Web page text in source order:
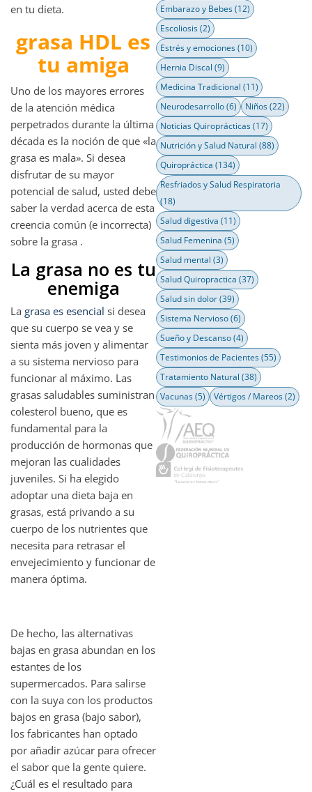
en tu dieta.
grasa HDL es
tu amiga
Uno de los mayores errores
de la atención médica
perpetrados durante la última
década es la noción de que «la
grasa es mala». Si desea
disfrutar de su mayor
potencial de salud, usted debe
saber la verdad acerca de esta
creencia común (e incorrecta)
sobre la grasa .
La grasa no es tu
enemiga
La grasa es esencial si desea
que su cuerpo se vea y se
sienta más joven y alimentar
a su sistema nervioso para
funcionar al máximo. Las
grasas saludables suministran
colesterol bueno, que es
fundamental para la
producción de hormonas que
mejoran las cualidades
juveniles. Si ha elegido
adoptar una dieta baja en
grasas, está privando a su
cuerpo de los nutrientes que
necesita para retrasar el
envejecimiento y funcionar de
manera óptima.
De hecho, las alternativas
bajas en grasa abundan en los
estantes de los
supermercados. Para salirse
con la suya con los productos
bajos en grasa (bajo sabor),
los fabricantes han optado
por añadir azúcar para ofrecer
el sabor que la gente quiere.
¿Cuál es el resultado para
Embarazo y Bebes(12)
Escoliosis(2)
Estrés y emociones(10)
Hernia Discal (9)
Medicina Tradicional (11)
Neurodesarrollo(6) Niños(22)
Noticias Quiroprácticas(17)
Nutrición y Salud Natural (88)
Quiropráctica (134)
Resfriados y Salud Respiratoria
(18)
Salud digestiva (11)
Salud Femenina (5)
Salud mental (3)
Salud Quiropractica (37)
Salud sin dolor(39)
Sistema Nervioso(6)
Sueño y Descanso(4)
Testimonios de Pacientes(55)
Tratamiento Natural (38)
Vacunas(5) Vértigos / Mareos(2)